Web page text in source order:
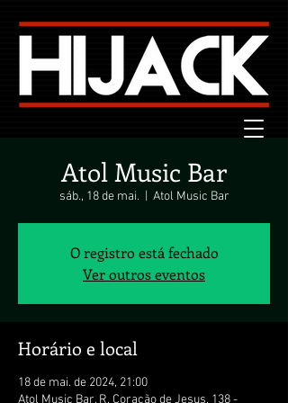
Atol Music Bar
sáb., 18 de mai. Atol Music Bar
O registro está fechado
Ver outros eventos
Horário e local
18 de mai. de 2024, 21:00
Atol Music Bar, R. Coração de Jesus, 138 -